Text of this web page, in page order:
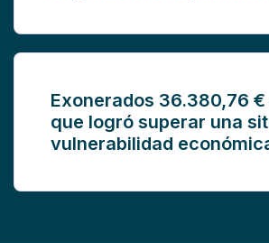
Exonerados 36.380,76 €
que logró superar una
vulnerabilidad